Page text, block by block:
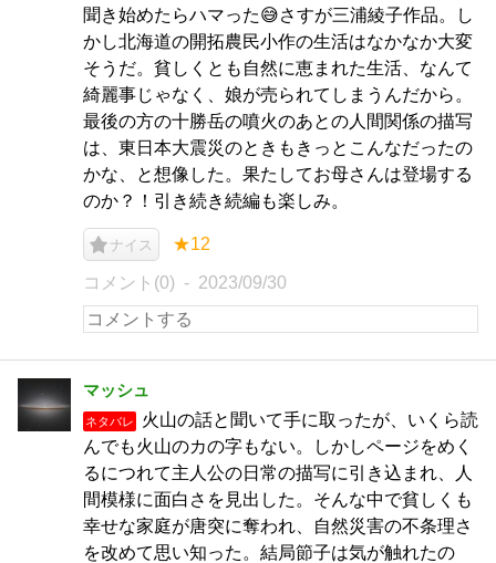
聞き始めたらハマった😅さすが三浦綾子作品。し
かし北海道の開拓農民小作の生活はなかなか大変
そうだ。貧しくとも自然に恵まれた生活、なんて
綺麗事じゃなく、娘が売られてしまうんだから。
最後の方の十勝岳の噴火のあとの人間関係の描写
は、東日本大震災のときもきっとこんなだったの
かな、と想像した。果たしてお母さんは登場する
のか？！引き続き続編も楽しみ。
ナイス ★12
コメント(0) 2023/09/30
マッシュ
ネタバレ
火山の話と聞いて手に取ったが、いくら読
んでも火山のカの字もない。しかしページをめく
るにつれて主人公の日常の描写に引き込まれ、人
間模様に面白さを見出した。そんな中で貧しくも
幸せな家庭が唐突に奪われ、自然災害の不条理さ
を改めて思い知った。結局節子は気が触れたの